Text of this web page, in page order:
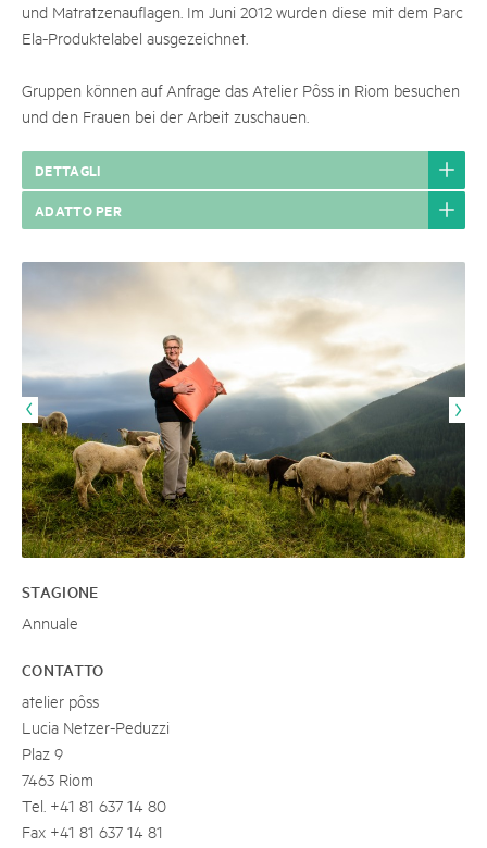
und Matratzenauflagen. Im Juni 2012 wurden diese mit dem Parc
Ela-Produktelabel ausgezeichnet.
Gruppen können auf Anfrage das Atelier Pôss in Riom besuchen
und den Frauen bei der Arbeit zuschauen.
DETTAGLI
ADATTO PER
STAGIONE
Annuale
CONTATTO
atelier pôss
Lucia Netzer-Peduzzi
Plaz 9
7463 Riom
Tel. +41 81 637 14 80
Fax +41 81 637 14 81